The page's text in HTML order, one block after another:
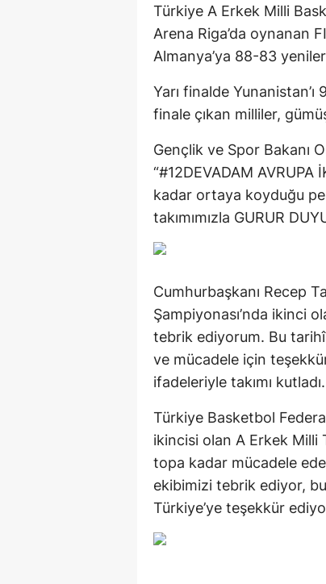
Türkiye A Erkek Milli
Arena Riga’da oynanan
Almanya’ya 88-83
Yarı finalde
finale çıkan milliler,
Gençlik ve Spor Bakanı
“#12DEVADAM
kadar ortaya koyduğu
takımımızla GURUR
Cumhurbaşkanı Recep
Şampiyonası’nda ikinci
tebrik ediyorum. Bu
ve mücadele için
ifadeleriyle takımı kutladı.
Türkiye Basketbol
ikincisi olan A Erkek Milli
topa kadar mücadele
ekibimizi tebrik ediyor,
Türkiye’ye teşekkür